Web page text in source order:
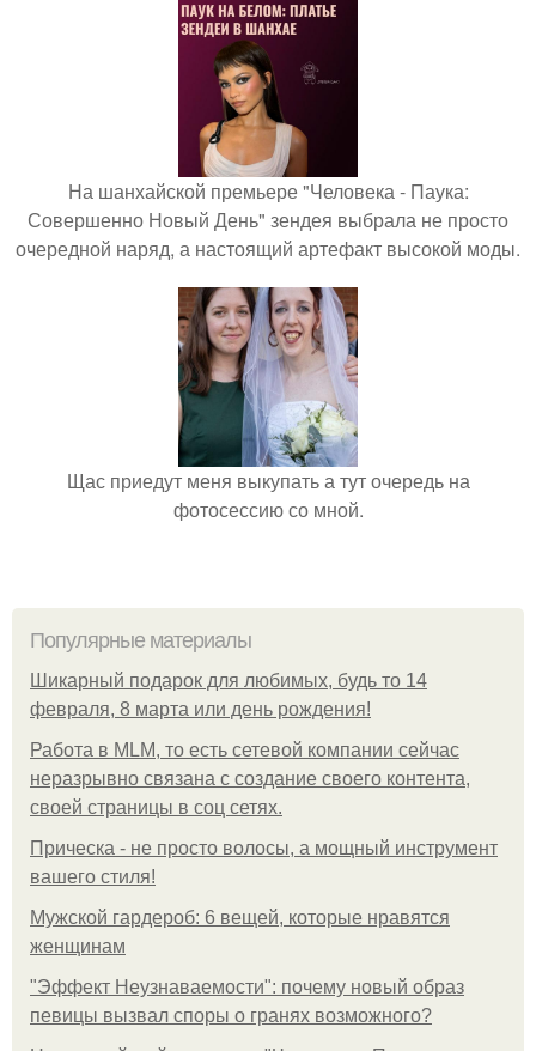
На шанхайской премьере "Человека - Паука:
Совершенно Новый День" зендея выбрала не просто
очередной наряд, а настоящий артефакт высокой моды.
Щас приедут меня выкупать а тут очередь на
фотосессию со мной.
Популярные материалы
Шикарный подарок для любимых, будь то 14
февраля, 8 марта или день рождения!
Работа в MLM, то есть сетевой компании сейчас
неразрывно связана с создание своего контента,
своей страницы в соц сетях.
Прическа - не просто волосы, а мощный инструмент
вашего стиля!
Мужской гардероб: 6 вещей, которые нравятся
женщинам
"Эффект Неузнаваемости": почему новый образ
певицы вызвал споры о гранях возможного?